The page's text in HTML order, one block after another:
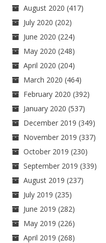
August 2020 (417)
July 2020 (202)
June 2020 (224)
May 2020 (248)
April 2020 (204)
March 2020 (464)
February 2020 (392)
January 2020 (537)
December 2019 (349)
November 2019 (337)
October 2019 (230)
September 2019 (339)
August 2019 (237)
July 2019 (235)
June 2019 (282)
May 2019 (226)
April 2019 (268)